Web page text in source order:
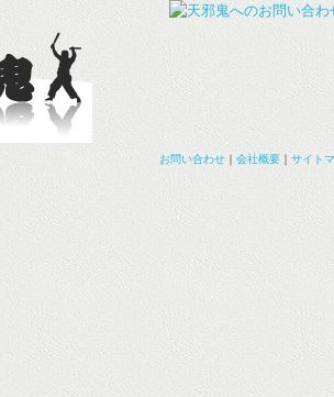
お問い合わせ ｜ 会社概要 ｜ サイト